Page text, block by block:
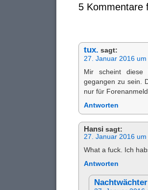
5 Kommentare
tux. sagt:
27. Januar 2016
Mir scheint diese
gegangen zu sein.
nur für
Antworten
Hansi sagt:
27. Januar 2016
What a fuck. Ich
Antworten
Nachtwächter